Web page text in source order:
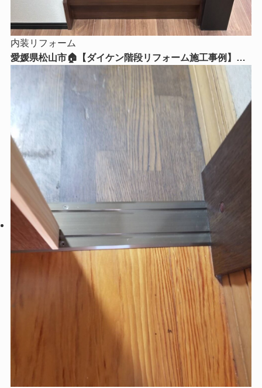
内装リフォーム
愛媛県松山市🏠【ダイケン階段リフォーム施工事例】毎
日使う階段を美しく、安全で快適な空間へ